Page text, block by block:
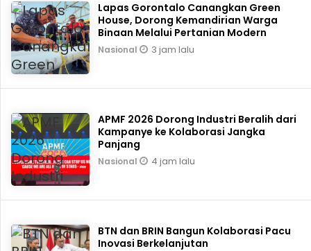
Lapas Gorontalo Canangkan Green
House, Dorong Kemandirian Warga
Binaan Melalui Pertanian Modern
Nasional 3 jam lalu
APMF 2026 Dorong Industri Beralih dari
Kampanye ke Kolaborasi Jangka
Panjang
Nasional 4 jam lalu
BTN dan BRIN Bangun Kolaborasi Pacu
Inovasi Berkelanjutan